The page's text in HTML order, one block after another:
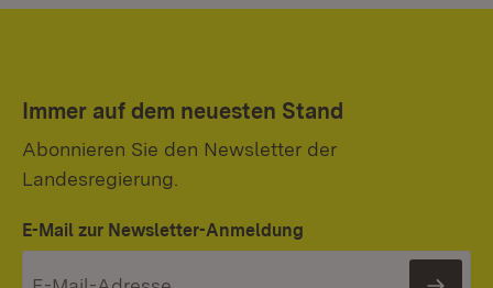
Immer auf dem neuesten Stand
Abonnieren Sie den Newsletter der
Landesregierung.
E-Mail zur Newsletter-Anmeldung